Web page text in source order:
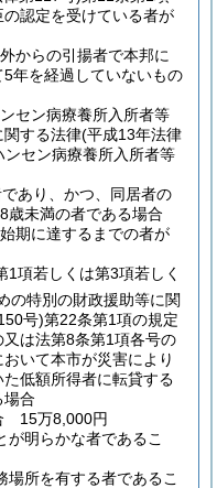
認定を受けている者が
からの引揚者で本邦に
年を経過していないもの
セン病療養所入所者等
関する法律(平成13年法律
セン病療養所入所者等
あり、かつ、同居者の
歳未満の者である場合
期に達するまでの者が
項若しくは第3項若しく
の特別の財政援助等に関
号)第22条第1項の規定
は法第8条第1項各号の
いて本市が災害により
低額所得者に転貸する
場合
15万8,000円
が明らかな者であるこ
所を有する者であるこ